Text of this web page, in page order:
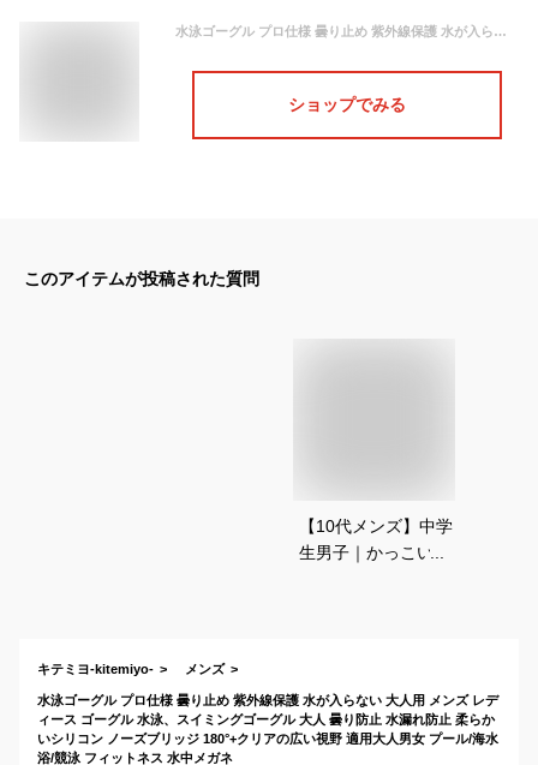
水泳ゴーグル プロ仕様 曇り止め 紫外線保護 水が入らない 大人用 メンズ レディース ゴーグル 水泳、スイミングゴーグル 大人 曇り防止 水漏れ防止 柔らかいシリコン ノーズブリッジ 180°+クリアの広い視野 適用大人男女 プール/海水浴/競泳 フィットネス 水中メガネ
ショップでみる
このアイテムが投稿された質問
【10代メンズ】中学
生男子｜かっこいい
キテミヨ-kitemiyo- メンズ
水泳ゴーグル プロ仕様 曇り止め 紫外線保護 水が入らない 大人用 メンズ レデ
ィース ゴーグル 水泳、スイミングゴーグル 大人 曇り防止 水漏れ防止 柔らか
いシリコン ノーズブリッジ 180°+クリアの広い視野 適用大人男女 プール/海水
浴/競泳 フィットネス 水中メガネ